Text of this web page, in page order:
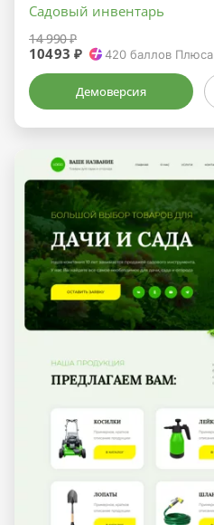
Садовый инвентарь
14 990 ₽
10493 ₽ 420 баллов Плюса
Демоверсия